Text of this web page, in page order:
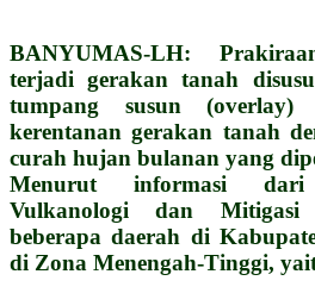
BANYUMAS-LH:
terjadi gerakan tanah
tumpang susun
kerentanan gerakan tanah
curah hujan bulanan yang
Menurut informasi
Vulkanologi dan Mitigasi
beberapa daerah di
di Zona Menengah-Tinggi,